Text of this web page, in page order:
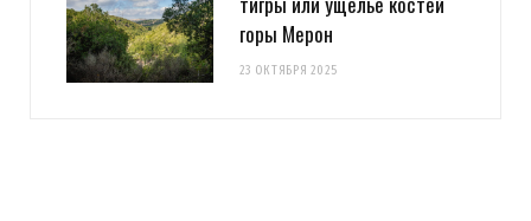
горы Мерон
23 ОКТЯБРЯ 2025